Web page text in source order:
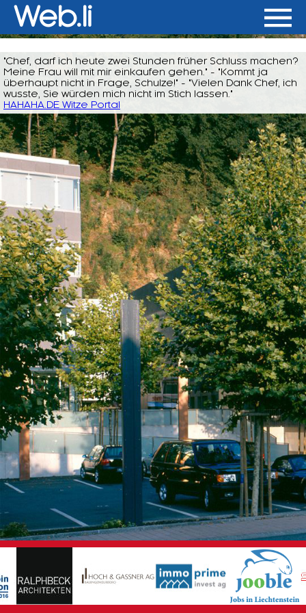
Web.li
"Chef, darf ich heute zwei Stunden früher Schluss machen?
Meine Frau will mit mir einkaufen gehen." - "Kommt ja
überhaupt nicht in Frage, Schulze!" - "Vielen Dank Chef, ich
wusste, Sie würden mich nicht im Stich lassen."
HAHAHA.DE Witze Portal